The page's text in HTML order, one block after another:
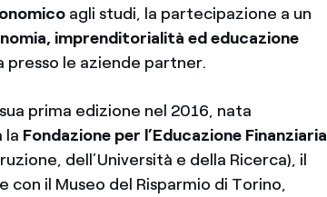
agli studi, la partecipazione a un
imprenditorialità ed educazione
presso le aziende partner.
prima edizione nel 2016, nata
la Fondazione per l’Educazione Finanziaria
dell’Università e della Ricerca), il
il Museo del Risparmio di Torino,